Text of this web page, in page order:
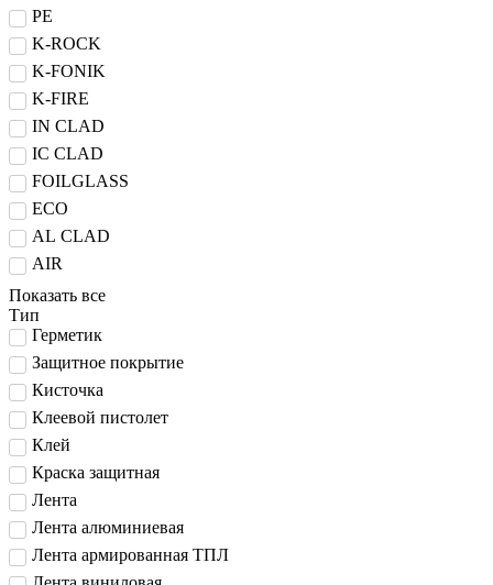
PE
K-ROCK
K-FONIK
K-FIRE
IN CLAD
IC CLAD
FOILGLASS
ECO
AL CLAD
AIR
Показать все
Тип
Герметик
Защитное покрытие
Кисточка
Клеевой пистолет
Клей
Краска защитная
Лента
Лента алюминиевая
Лента армированная ТПЛ